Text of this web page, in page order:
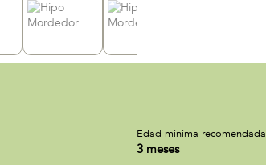
Edad minima recomendada
3 meses